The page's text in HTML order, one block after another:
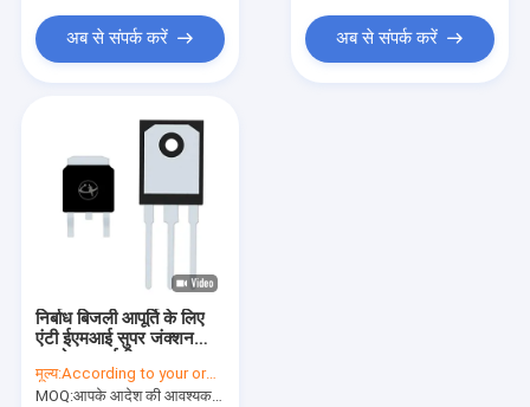
कम वोल्टेज MOSFET
शोट्की बैरियर डायोड
तेज़ रिकवरी डायोड
कम वीएफ शॉटकी
हाई पावर सेमीकंडक्टर
सिलिकॉन कार्बाइड MOSFET
सिलिकॉन कार्बाइड एसबीडी
अब से संपर्क करें अब से संपर्क करें
निर्बाध बिजली आपूर्ति के लिए
एंटी ईएमआई सुपर जंक्शन
मूल्य:According to your order requirement
MOQ:आपके आदेश की आवश्यकता के अनुसार